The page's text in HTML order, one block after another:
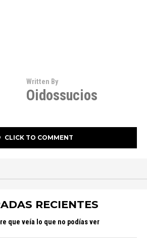
Written By
Oidossucios
CLICK TO COMMENT
RECIENTES
que veía lo que no podías ver